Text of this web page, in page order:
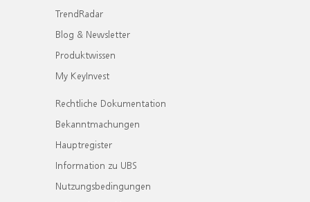
TrendRadar
Blog & Newsletter
Produktwissen
My KeyInvest
Rechtliche Dokumentation
Bekanntmachungen
Hauptregister
Information zu UBS
Nutzungsbedingungen